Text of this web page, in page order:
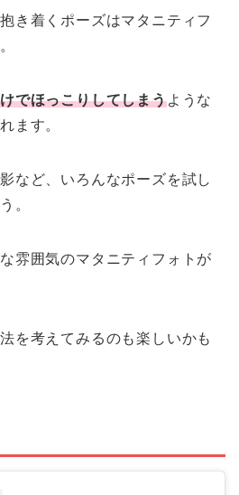
き着くポーズはマタニティフ
でほっこりしてしまうような
ます。
など、いろんなポーズを試し
。
雰囲気のマタニティフォトが
を考えてみるのも楽しいかも